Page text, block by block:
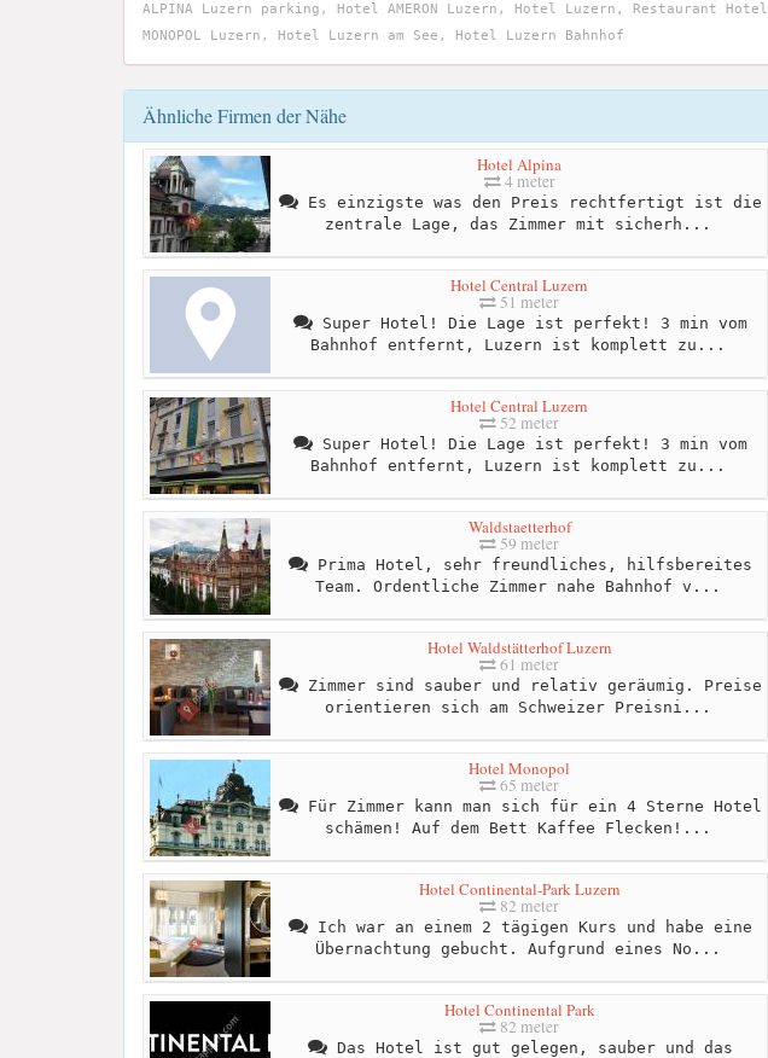
ALPINA Luzern parking, Hotel AMERON Luzern, Hotel Luzern, Restaurant Hotel
MONOPOL Luzern, Hotel Luzern am See, Hotel Luzern Bahnhof
Ähnliche Firmen der Nähe
Hotel Alpina
4 meter
Es einzigste was den Preis rechtfertigt ist die
zentrale Lage, das Zimmer mit sicherh...
Hotel Central Luzern
51 meter
Super Hotel! Die Lage ist perfekt! 3 min vom
Bahnhof entfernt, Luzern ist komplett zu...
Hotel Central Luzern
52 meter
Super Hotel! Die Lage ist perfekt! 3 min vom
Bahnhof entfernt, Luzern ist komplett zu...
Waldstaetterhof
59 meter
Prima Hotel, sehr freundliches, hilfsbereites
Team. Ordentliche Zimmer nahe Bahnhof v...
Hotel Waldstätterhof Luzern
61 meter
Zimmer sind sauber und relativ geräumig. Preise
orientieren sich am Schweizer Preisni...
Hotel Monopol
65 meter
Für Zimmer kann man sich für ein 4 Sterne Hotel
schämen! Auf dem Bett Kaffee Flecken!...
Hotel Continental-Park Luzern
82 meter
Ich war an einem 2 tägigen Kurs und habe eine
Übernachtung gebucht. Aufgrund eines No...
Hotel Continental Park
82 meter
Das Hotel ist gut gelegen, sauber und das